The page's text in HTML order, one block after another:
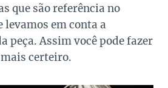
que são referência no
levamos em conta a
peça. Assim você pode fazer
certeiro.